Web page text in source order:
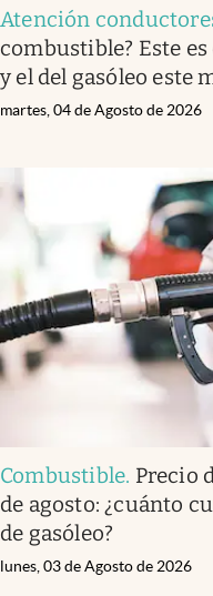
Atención
combustible? Este
y el del gasóleo este
martes, 04 de Agosto de 2026
Combustible. Precio
de agosto: ¿cuánto
de gasóleo?
lunes, 03 de Agosto de 2026